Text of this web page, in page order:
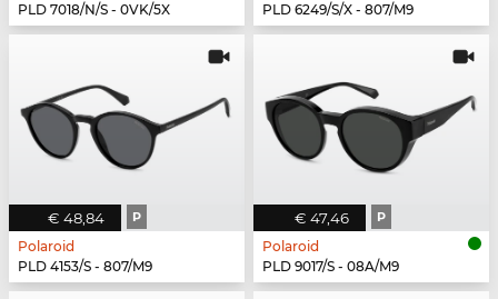
PLD 7018/N/S - 0VK/5X
PLD 6249/S/X - 807/M9
€ 48,84 P
Polaroid
PLD 4153/S - 807/M9
€ 47,46 P
Polaroid
PLD 9017/S - 08A/M9